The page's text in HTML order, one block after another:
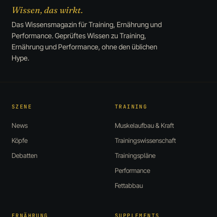
Wissen, das wirkt.
Das Wissensmagazin für Training, Ernährung und
Performance. Geprüftes Wissen zu Training,
Ernährung und Performance, ohne den üblichen
Hype.
SZENE
News
Köpfe
Debatten
TRAINING
Muskelaufbau & Kraft
Trainingswissenschaft
Trainingspläne
Performance
Fettabbau
ERNÄHRUNG SUPPLEMENTS